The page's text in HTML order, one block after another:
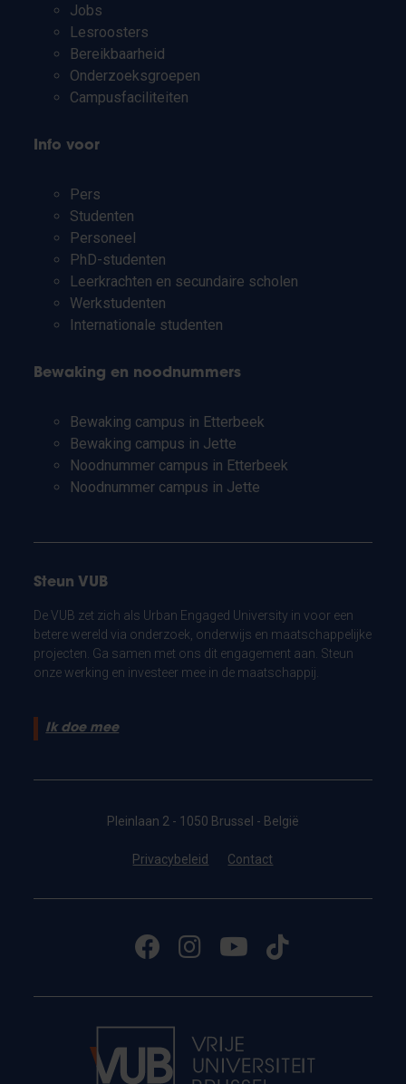
Jobs
Lesroosters
Bereikbaarheid
Onderzoeksgroepen
Campusfaciliteiten
Info voor
Pers
Studenten
Personeel
PhD-studenten
Leerkrachten en secundaire scholen
Werkstudenten
Internationale studenten
Bewaking en noodnummers
Bewaking campus in Etterbeek
Bewaking campus in Jette
Noodnummer campus in Etterbeek
Noodnummer campus in Jette
Steun VUB
De VUB zet zich als Urban Engaged University in voor een
betere wereld via onderzoek, onderwijs en maatschappelijke
projecten. Ga samen met ons dit engagement aan. Steun
onze werking en investeer mee in de maatschappij.
Ik doe mee
Pleinlaan 2 - 1050 Brussel - België
Privacybeleid Contact